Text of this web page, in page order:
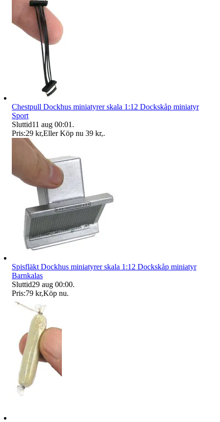
Chestpull Dockhus miniatyrer skala 1:12 Dockskåp miniatyr
Sport
Sluttid11 aug 00:01 .
Pris:29 kr,Eller Köp nu 39 kr,.
Spisfläkt Dockhus miniatyrer skala 1:12 Dockskåp miniatyr
Barnkalas
Sluttid29 aug 00:00.
Pris:79 kr,Köp nu.